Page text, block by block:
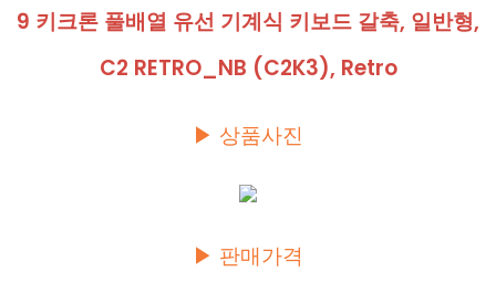
9 키크론 풀배열 유선 기계식 키보드 갈축, 일반형,
C2 RETRO_NB (C2K3), Retro
▶ 상품사진
▶ 판매가격